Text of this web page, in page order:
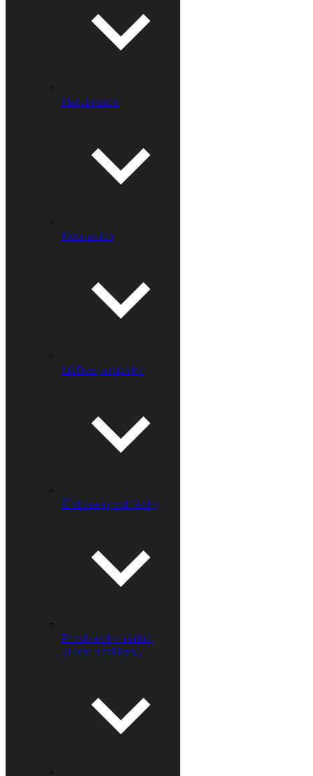
Hand-made
Kozmetika
Liečivé prípravky
Čistiace prostriedky
Prostriedky na riad,
pranie a žehlenie